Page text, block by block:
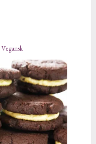
Vegansk